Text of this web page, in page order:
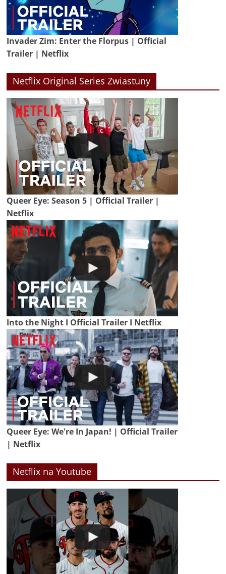
Invader Zim: Enter the Florpus | Official
Trailer | Netflix
Netflix Original Series Zwiastuny
Queer Eye: Season 5 | Official Trailer |
Netflix
Into the Night I Official Trailer I Netflix
Queer Eye: We're In Japan! | Official Trailer
| Netflix
Netflix na Youtube